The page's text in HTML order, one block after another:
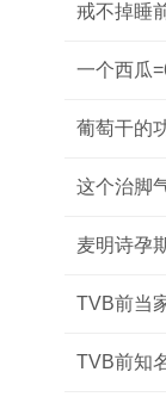
戒不掉睡
一个西瓜
葡萄干的
这个治脚
麦明诗孕
TVB前当
TVB前知